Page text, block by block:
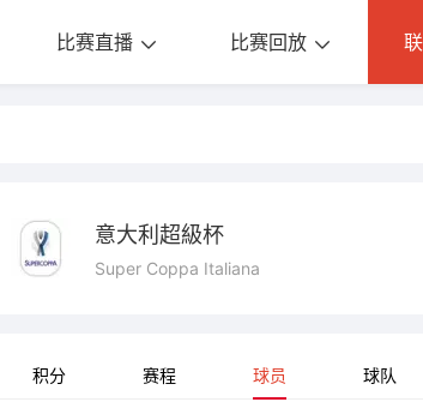
比赛直播 比赛回放
意大利超級杯
Super Coppa Italiana
积分 赛程 球员 球队